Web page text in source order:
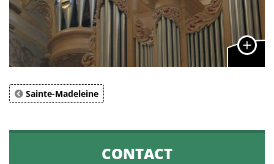
Sainte-Madeleine
CONTACT